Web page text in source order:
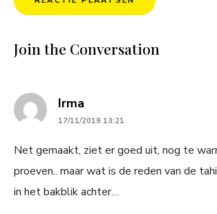
Join the Conversation
Irma
17/11/2019 13:21
Net gemaakt, ziet er goed uit, nog te
proeven.. maar wat is de reden van de
in het bakblik achter…